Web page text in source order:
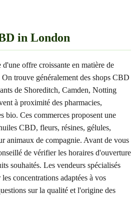
in London
offre croissante en matière de
trouve généralement des shops CBD
de Shoreditch, Camden, Notting
à proximité des pharmacies,
bio. Ces commerces proposent une
CBD, fleurs, résines, gélules,
animaux de compagnie. Avant de vous
de vérifier les horaires d'ouverture
souhaités. Les vendeurs spécialisés
concentrations adaptées à vos
sur la qualité et l'origine des